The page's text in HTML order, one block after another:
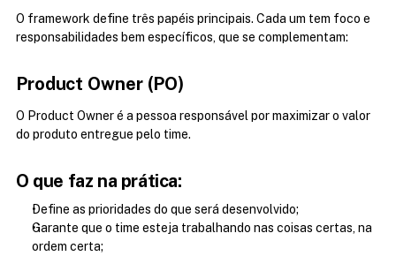
O framework define três papéis principais. Cada um tem foco e
responsabilidades bem específicos, que se complementam:
Product Owner (PO)
O Product Owner é a pessoa responsável por maximizar o valor
do produto entregue pelo time.
O que faz na prática:
Define as prioridades do que será desenvolvido;
Garante que o time esteja trabalhando nas coisas certas, na
ordem certa;